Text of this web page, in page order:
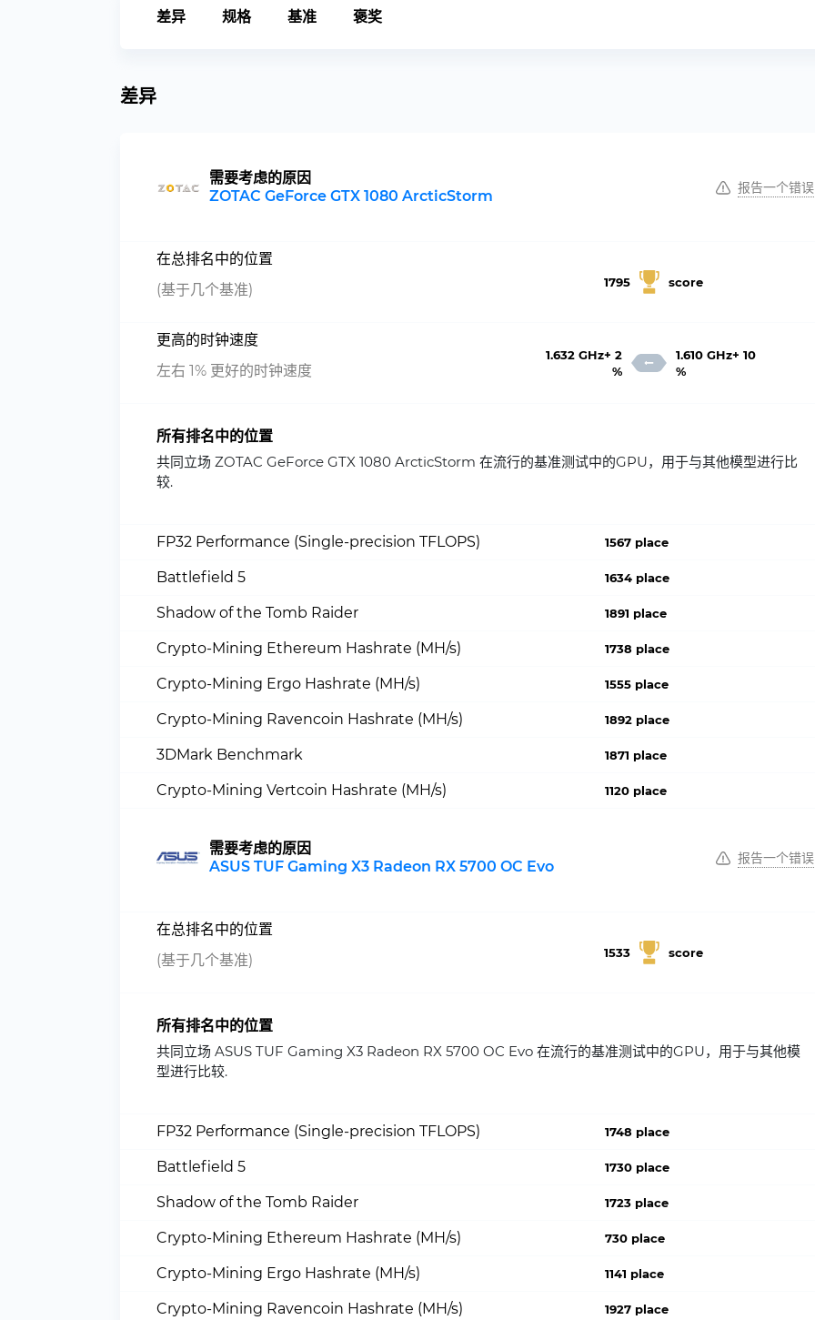
差异 规格 基准 褒奖
差异
需要考虑的原因
ZOTAC GeForce GTX 1080 ArcticStorm
报告一个错误
在总排名中的位置
(基于几个基准)
1795 score
更高的时钟速度
左右 1% 更好的时钟速度
1.632 GHz+ 2
%
1.610 GHz+ 10
%
所有排名中的位置
共同立场 ZOTAC GeForce GTX 1080 ArcticStorm 在流行的基准测试中的GPU，用于与其他模型进行比
较.
FP32 Performance (Single-precision TFLOPS) 1567 place
Battlefield 5 1634 place
Shadow of the Tomb Raider 1891 place
Crypto-Mining Ethereum Hashrate (MH/s) 1738 place
Crypto-Mining Ergo Hashrate (MH/s) 1555 place
Crypto-Mining Ravencoin Hashrate (MH/s) 1892 place
3DMark Benchmark 1871 place
Crypto-Mining Vertcoin Hashrate (MH/s) 1120 place
需要考虑的原因
ASUS TUF Gaming X3 Radeon RX 5700 OC Evo
报告一个错误
在总排名中的位置
(基于几个基准)
1533 score
所有排名中的位置
共同立场 ASUS TUF Gaming X3 Radeon RX 5700 OC Evo 在流行的基准测试中的GPU，用于与其他模
型进行比较.
FP32 Performance (Single-precision TFLOPS) 1748 place
Battlefield 5 1730 place
Shadow of the Tomb Raider 1723 place
Crypto-Mining Ethereum Hashrate (MH/s) 730 place
Crypto-Mining Ergo Hashrate (MH/s) 1141 place
Crypto-Mining Ravencoin Hashrate (MH/s) 1927 place